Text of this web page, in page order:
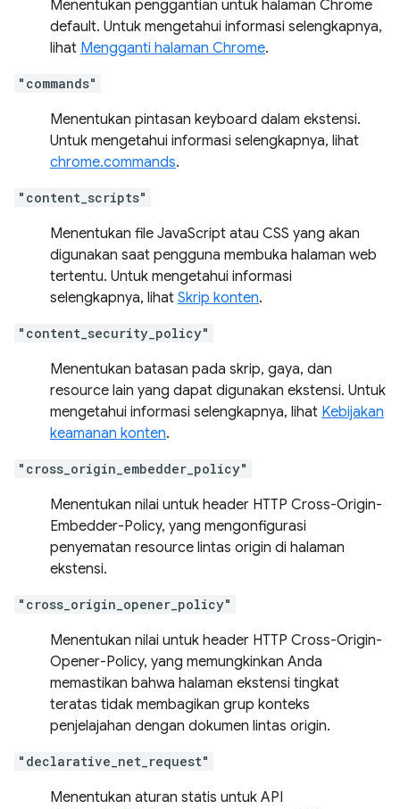
Menentukan penggantian untuk halaman Chrome
default. Untuk mengetahui informasi selengkapnya,
lihat Mengganti halaman Chrome.
"commands"
Menentukan pintasan keyboard dalam ekstensi.
Untuk mengetahui informasi selengkapnya, lihat
chrome.commands.
"content_scripts"
Menentukan file JavaScript atau CSS yang akan
digunakan saat pengguna membuka halaman web
tertentu. Untuk mengetahui informasi
selengkapnya, lihat Skrip konten.
"content_security_policy"
Menentukan batasan pada skrip, gaya, dan
resource lain yang dapat digunakan ekstensi. Untuk
mengetahui informasi selengkapnya, lihat Kebijakan
keamanan konten.
"cross_origin_embedder_policy"
Menentukan nilai untuk header HTTP Cross-Origin-
Embedder-Policy, yang mengonfigurasi
penyematan resource lintas origin di halaman
ekstensi.
"cross_origin_opener_policy"
Menentukan nilai untuk header HTTP Cross-Origin-
Opener-Policy, yang memungkinkan Anda
memastikan bahwa halaman ekstensi tingkat
teratas tidak membagikan grup konteks
penjelajahan dengan dokumen lintas origin.
"declarative_net_request"
Menentukan aturan statis untuk API